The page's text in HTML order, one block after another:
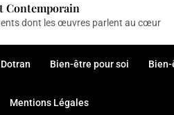
Contemporain
dont les œuvres parlent au cœur
Bien-être pour soi
Mentions Légales